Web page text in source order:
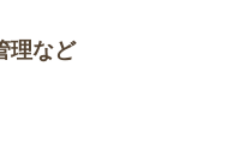
理など